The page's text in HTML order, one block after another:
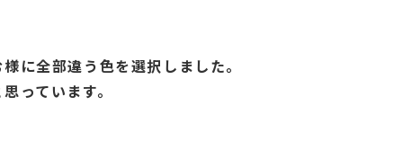
に全部違う色を選択しました。
っています。